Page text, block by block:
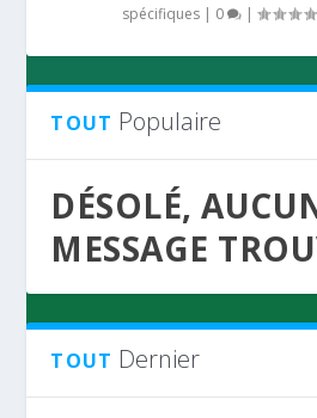
spécifiques | 0 |
TOUT Populaire
DÉSOLÉ,
MESSAGE
TOUT Dernier